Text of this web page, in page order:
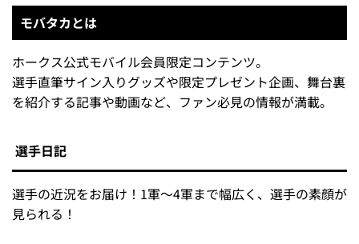
モバタカとは
ホークス公式モバイル会員限定コンテンツ。
選手直筆サイン入りグッズや限定プレゼント企画、舞台裏
を紹介する記事や動画など、ファン必見の情報が満載。
選手日記
選手の近況をお届け！1軍～4軍まで幅広く、選手の素顔が
見られる！